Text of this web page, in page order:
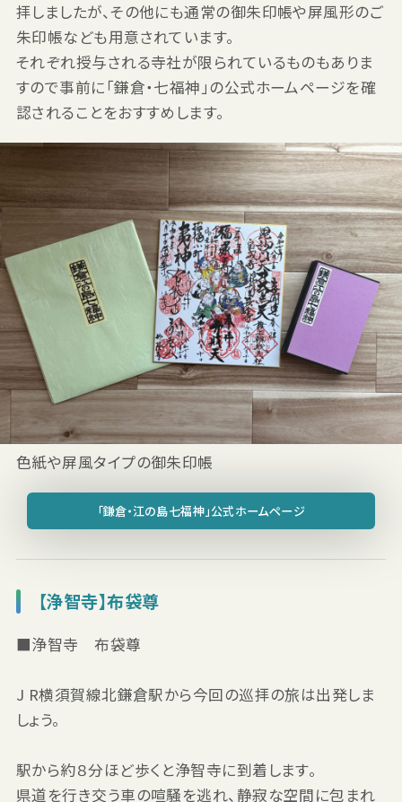
拝しましたが、その他にも通常の御朱印帳や屏風形のご
朱印帳なども用意されています。
それぞれ授与される寺社が限られているものもありま
すので事前に「鎌倉・七福神」の公式ホームページを確
認されることをおすすめします。
色紙や屏風タイプの御朱印帳
「鎌倉・江の島七福神」公式ホームページ
【浄智寺】布袋尊
■浄智寺 布袋尊
J R横須賀線北鎌倉駅から今回の巡拝の旅は出発しま
しょう。
駅から約８分ほど歩くと浄智寺に到着します。
県道を行き交う車の喧騒を逃れ、静寂な空間に包まれ